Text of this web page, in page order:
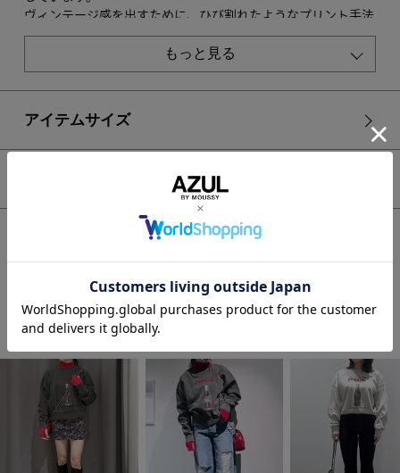
ヴィンテージ感を出すために、ひび割れたようなプリント手法
にしています。
ボディ全体にピグメント加工を施し、リブ部分にはグラインダ
ー加工を加えることで、よりヴィンテージライクな雰囲気に仕
上げています。
※T.GRYにはピグメント加工を施していません。
■スタイリング
ローウエスト、ワイドシルエットなど幅広いボトムと好相性。
ヴィンテージ感のあるトップスのため、デニムアイテムとの相
■生地
粗野感があり、カジュアル感のあるドライタッチの裏毛素材で
L/BLKはピグメント加工を施しています。
色の見え方や風合いには個体差があります。
摩擦などによる色落ちにもご注意ください。
透け感：なし
裏 地：なし
伸縮性：なし
光沢感：なし
もっと見る
アイテムサイズ
トップス
カットソー
STAFF COORDINATE